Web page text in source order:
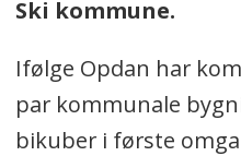
Ski kommune.
Ifølge Opdan har
par kommunale
bikuber i første